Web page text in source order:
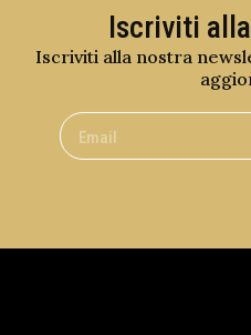
Iscriviti
Iscriviti alla nostra